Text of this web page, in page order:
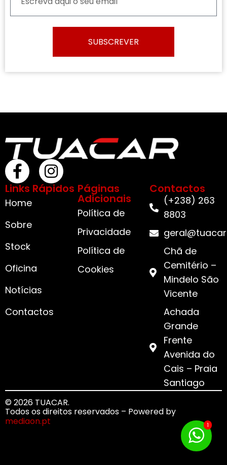
SUBSCREVER
Links Rápidos
Home
Sobre
Stock
Oficina
Notícias
Contactos
Páginas
Adicionais
Política de
Privacidade
Política de
Cookies
Contactos
(+238) 263
8803
Chã de
Cemitério –
Mindelo São
Vicente
Achada
Grande
Frente
Avenida do
Cais – Praia
Santiago
© 2026 TUACAR.
Todos os direitos reservados – Powered by
mediaon.pt
1